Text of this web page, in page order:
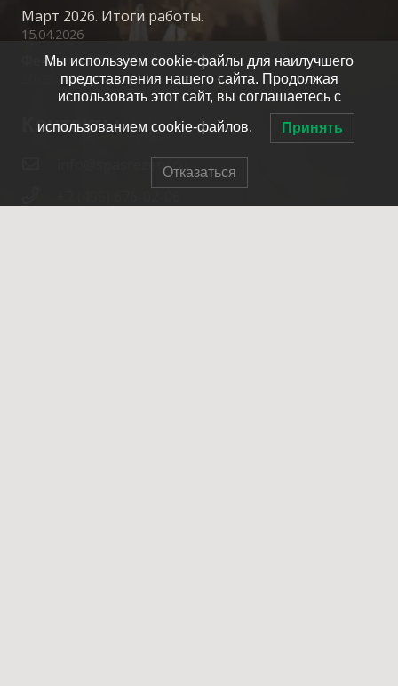
Март 2026. Итоги работы.
15.04.2026
Февраль 2026. Итоги работы.
20.03.2026
Контакты
info@spasrezerv.ru
Мы используем cookie-файлы для наилучшего
представления нашего сайта. Продолжая
использовать этот сайт, вы соглашаетесь с
использованием cookie-файлов. Принять
Отказаться